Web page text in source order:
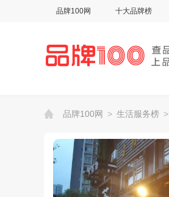
品牌100网 十大品牌榜
品牌100网 > 生活服务榜 >